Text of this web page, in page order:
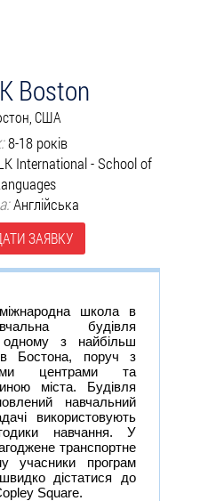
Boston
США
8-18 років
International - School of
Англійська
ЗАЯВКУ
школа в
будівля
з найбільш
Бостона, поруч з
центрами та
міста. Будівля
навчальний
використовують
навчання. У
транспортне
учасники програм
дістатися до
Square.